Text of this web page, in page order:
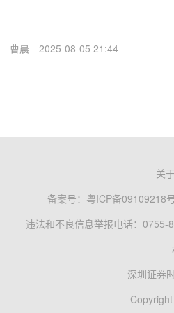
曹晨 2025-08-05 21:44
关
备案号： 粤ICP备09109218
违法和不良信息举报电话：0755-
深圳证券